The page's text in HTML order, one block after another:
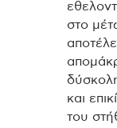
στο
και
του